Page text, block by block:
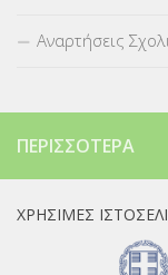
Αναρτήσεις
ΠΕΡΙΣΣΌΤΕΡΑ
ΧΡΉΣΙΜΕΣ